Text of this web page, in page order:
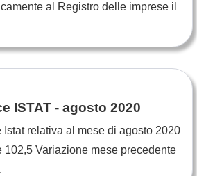
al Registro delle imprese il
ISTAT - agosto 2020
Istat relativa al mese di agosto 2020
Variazione mese precedente